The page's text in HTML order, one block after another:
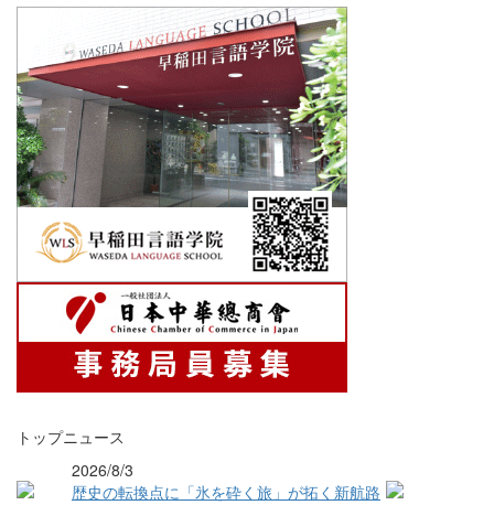
トップニュース
2026/8/3
歴史の転換点に「氷を砕く旅」が拓く新航路